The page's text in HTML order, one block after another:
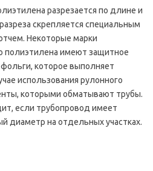
разрезается по длине и
скрепляется специальным
Некоторые марки
полиэтилена имеют защитное
которое выполняет
использования рулонного
которыми обматывают трубы.
если трубопровод имеет
диаметр на отдельных участках.